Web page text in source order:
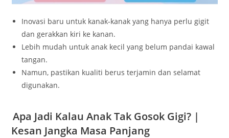
Inovasi baru untuk kanak-kanak yang hanya perlu gigit
dan gerakkan kiri ke kanan.
Lebih mudah untuk anak kecil yang belum pandai kawal
tangan.
Namun, pastikan kualiti berus terjamin dan selamat
digunakan.
Apa Jadi Kalau Anak Tak Gosok Gigi? |
Kesan Jangka Masa Panjang